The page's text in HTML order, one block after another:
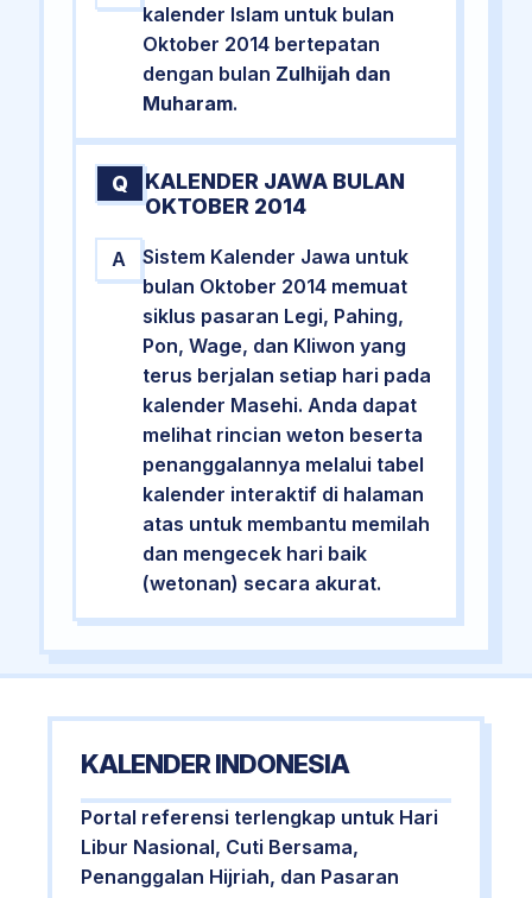
kalender Islam untuk bulan
Oktober 2014 bertepatan
dengan bulan Zulhijah dan
Muharam.
Q
KALENDER JAWA BULAN
OKTOBER 2014
A
Sistem Kalender Jawa untuk
bulan Oktober 2014 memuat
siklus pasaran Legi, Pahing,
Pon, Wage, dan Kliwon yang
terus berjalan setiap hari pada
kalender Masehi. Anda dapat
melihat rincian weton beserta
penanggalannya melalui tabel
kalender interaktif di halaman
atas untuk membantu memilah
dan mengecek hari baik
(wetonan) secara akurat.
KALENDER INDONESIA
Portal referensi terlengkap untuk Hari
Libur Nasional, Cuti Bersama,
Penanggalan Hijriah, dan Pasaran